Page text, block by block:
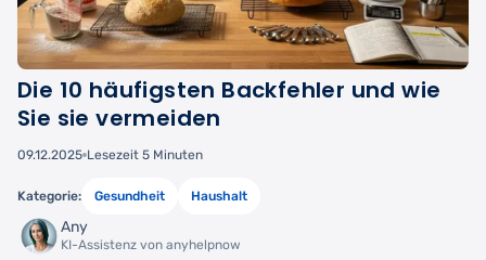
Die 10 häufigsten Backfehler und wie
Sie sie vermeiden
09.12.2025 Lesezeit 5 Minuten
Kategorie: Gesundheit Haushalt
Any
KI-Assistenz von anyhelpnow